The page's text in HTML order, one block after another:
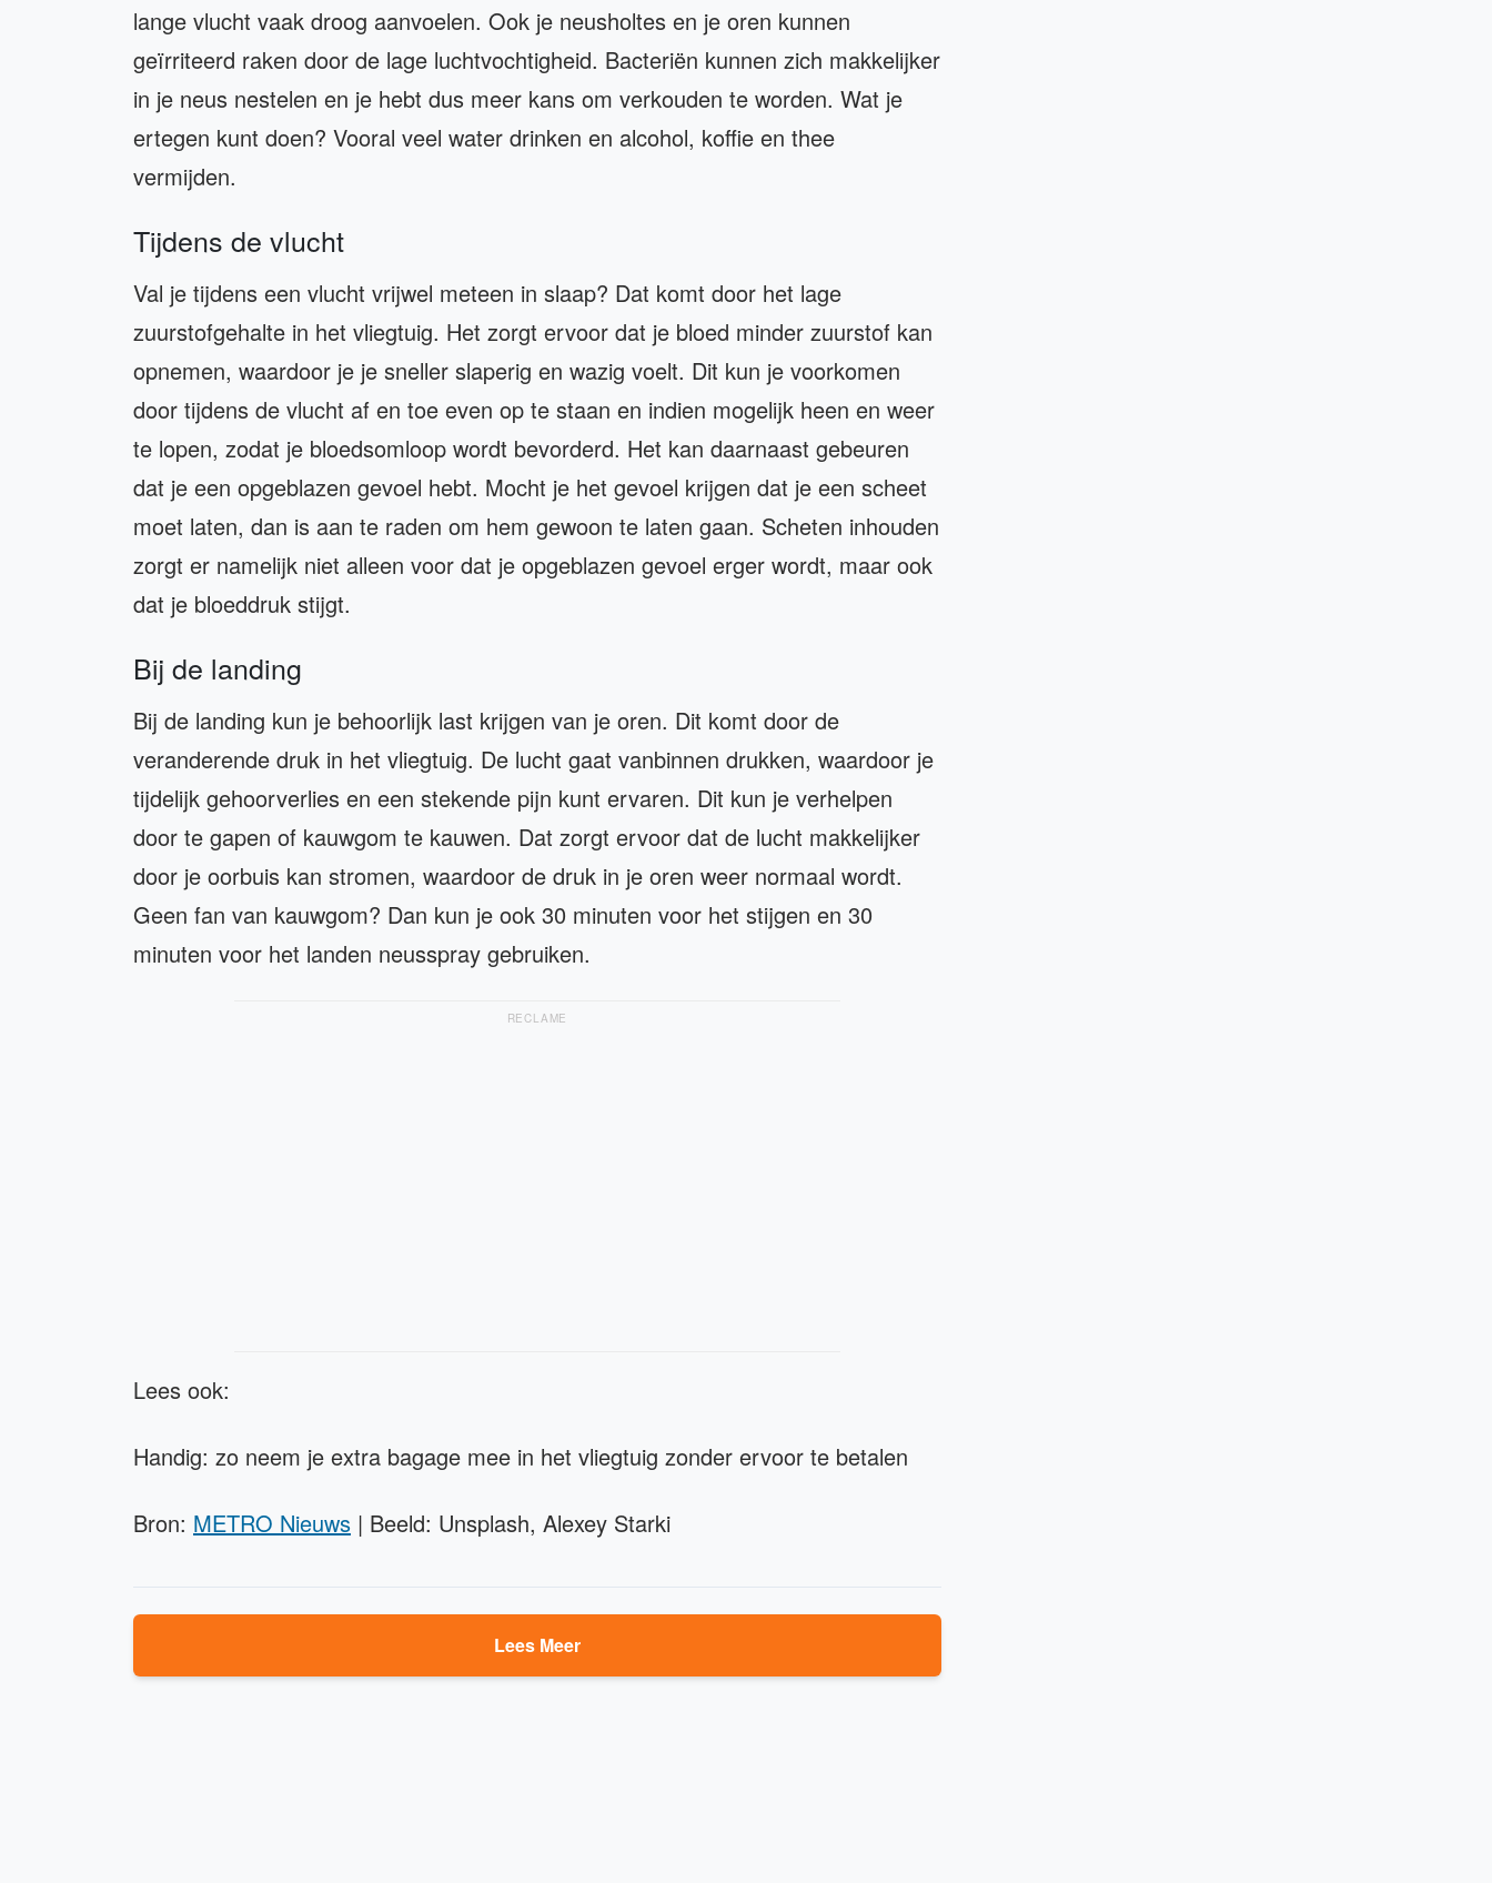
lange vlucht vaak droog aanvoelen. Ook je neusholtes en je oren kunnen
geïrriteerd raken door de lage luchtvochtigheid. Bacteriën kunnen zich makkelijker
in je neus nestelen en je hebt dus meer kans om verkouden te worden. Wat je
ertegen kunt doen? Vooral veel water drinken en alcohol, koffie en thee
vermijden.
Tijdens de vlucht
Val je tijdens een vlucht vrijwel meteen in slaap? Dat komt door het lage
zuurstofgehalte in het vliegtuig. Het zorgt ervoor dat je bloed minder zuurstof kan
opnemen, waardoor je je sneller slaperig en wazig voelt. Dit kun je voorkomen
door tijdens de vlucht af en toe even op te staan en indien mogelijk heen en weer
te lopen, zodat je bloedsomloop wordt bevorderd. Het kan daarnaast gebeuren
dat je een opgeblazen gevoel hebt. Mocht je het gevoel krijgen dat je een scheet
moet laten, dan is aan te raden om hem gewoon te laten gaan. Scheten inhouden
zorgt er namelijk niet alleen voor dat je opgeblazen gevoel erger wordt, maar ook
dat je bloeddruk stijgt.
Bij de landing
Bij de landing kun je behoorlijk last krijgen van je oren. Dit komt door de
veranderende druk in het vliegtuig. De lucht gaat vanbinnen drukken, waardoor je
tijdelijk gehoorverlies en een stekende pijn kunt ervaren. Dit kun je verhelpen
door te gapen of kauwgom te kauwen. Dat zorgt ervoor dat de lucht makkelijker
door je oorbuis kan stromen, waardoor de druk in je oren weer normaal wordt.
Geen fan van kauwgom? Dan kun je ook 30 minuten voor het stijgen en 30
minuten voor het landen neusspray gebruiken.
RECLAME
Lees ook:
Handig: zo neem je extra bagage mee in het vliegtuig zonder ervoor te betalen
Bron: METRO Nieuws | Beeld: Unsplash, Alexey Starki
Lees Meer